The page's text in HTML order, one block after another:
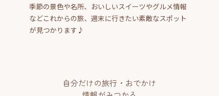
季節の景色や名所、おいしいスイーツやグルメ情報
などこれからの旅、週末に行きたい素敵なスポット
が見つかります♪
自分だけの旅行・おでかけ